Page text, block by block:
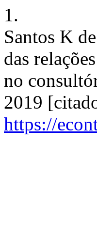
1.
Santos K
das
no
2019
https://